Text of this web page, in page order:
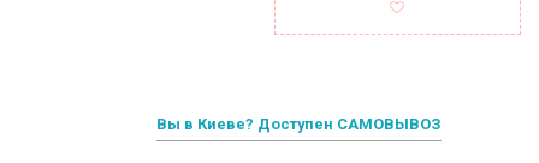
Вы в Киеве? Доступен САМОВЫВОЗ